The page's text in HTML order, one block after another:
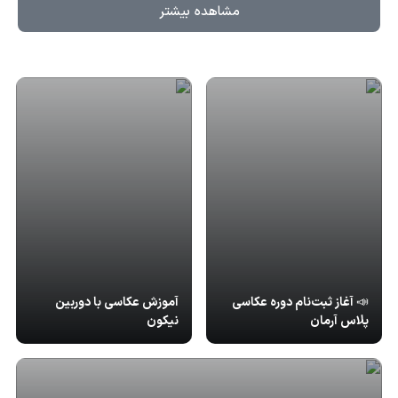
مشاهده بیشتر
📣 آغاز ثبت‌نام دوره عکاسی
پلاس آرمان
آموزش عکاسی با دوربین
نیکون